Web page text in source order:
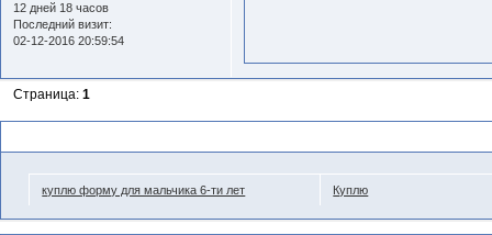
12 дней 18 часов
Последний визит:
02-12-2016 20:59:54
Страница:1
куплю форму для мальчика 6-ти лет Куплю